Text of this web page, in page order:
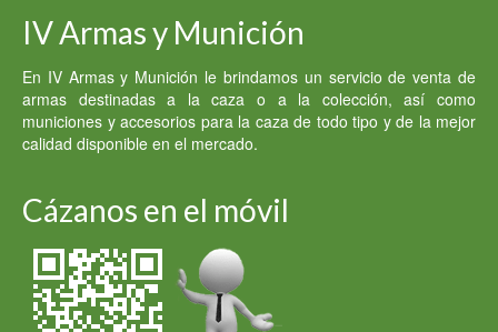
IV Armas y Munición
En IV Armas y Munición le brindamos un servicio de venta de
armas destinadas a la caza o a la colección, así como
municiones y accesorios para la caza de todo tipo y de la mejor
calidad disponible en el mercado.
Cázanos en el móvil